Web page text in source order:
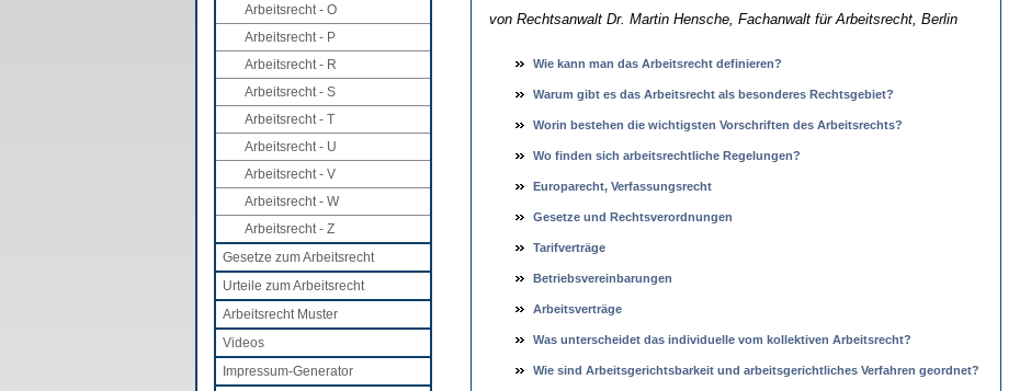
Arbeitsrecht - O
Arbeitsrecht - P
Arbeitsrecht - R
Arbeitsrecht - S
Arbeitsrecht - T
Arbeitsrecht - U
Arbeitsrecht - V
Arbeitsrecht - W
Arbeitsrecht - Z
Gesetze zum Arbeitsrecht
Urteile zum Arbeitsrecht
Arbeitsrecht Muster
Videos
Impressum-Generator
von Rechts­an­walt Dr. Mar­tin Hen­sche, Fach­an­walt für Ar­beits­recht, Ber­lin
Wie kann man das Ar­beits­recht de­fi­nie­ren?
War­um gibt es das Ar­beits­recht als be­son­de­res Rechts­ge­biet?
Wor­in be­ste­hen die wich­tigs­ten Vor­schrif­ten des Ar­beits­rechts?
Wo fin­den sich ar­beits­recht­li­che Re­ge­lun­gen?
Eu­ro­pa­recht, Ver­fas­sungs­recht
Ge­set­ze und Rechts­ver­ord­nun­gen
Ta­rif­verträge
Be­triebs­ver­ein­ba­run­gen
Ar­beits­verträge
Was un­ter­schei­det das in­di­vi­du­el­le vom kol­lek­ti­ven Ar­beits­recht?
Wie sind Ar­beits­ge­richts­bar­keit und ar­beits­ge­richt­li­ches Ver­fah­ren ge­ord­net?